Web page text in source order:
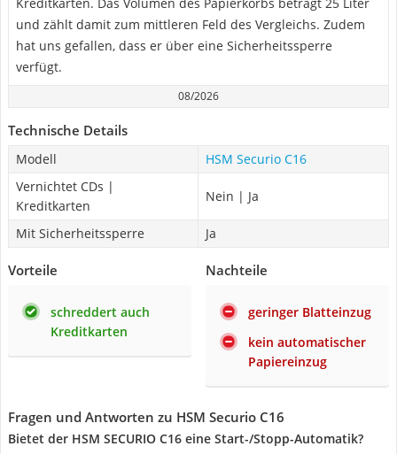
und zählt damit zum mittleren Feld des Vergleichs. Zudem
hat uns gefallen, dass er über eine Sicherheitssperre
verfügt.
08/2026
Technische Details
Modell
HSM Securio C16
Vernichtet CDs |
Kreditkarten
Nein | Ja
Mit Sicherheitssperre Ja
Vorteile
schreddert auch
Kreditkarten
Nachteile
geringer Blatteinzug
kein automatischer
Papiereinzug
Fragen und Antworten zu HSM Securio C16
Bietet der HSM SECURIO C16 eine Start-/Stopp-Automatik?